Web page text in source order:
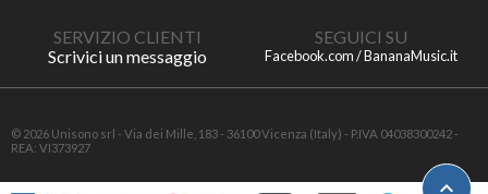
SERVIZIO CLIENTI
Scrivici un messaggio
SEGUICI SU
Facebook.com / BananaMusic.it
© 2026 Unisono srl - Via dei Mille, 183 - 36100 Vicenza (Italy) - P.IVA 04038300242 -
REA: VI373927